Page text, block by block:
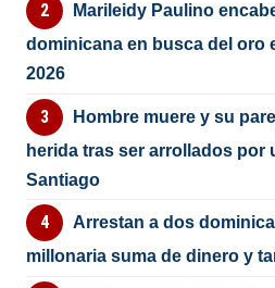
Marileidy Paulino
dominicana en busca del oro
2026
Hombre muere y su
herida tras ser arrollados por
Santiago
Arrestan a dos
millonaria suma de dinero y